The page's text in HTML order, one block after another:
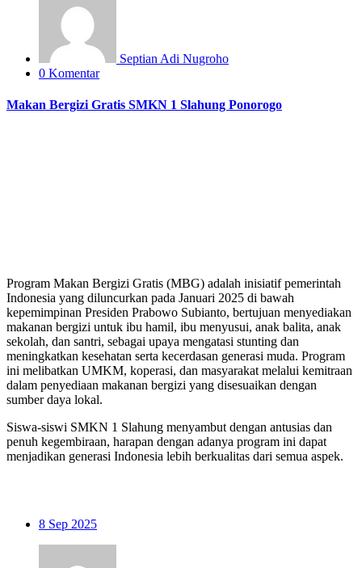
Septian Adi Nugroho
0 Komentar
Makan Bergizi Gratis SMKN 1 Slahung Ponorogo
Program Makan Bergizi Gratis (MBG) adalah inisiatif pemerintah
Indonesia yang diluncurkan pada Januari 2025 di bawah
kepemimpinan Presiden Prabowo Subianto, bertujuan menyediakan
makanan bergizi untuk ibu hamil, ibu menyusui, anak balita, anak
sekolah, dan santri, sebagai upaya mengatasi stunting dan
meningkatkan kesehatan serta kecerdasan generasi muda. Program
ini melibatkan UMKM, koperasi, dan masyarakat melalui kemitraan
dalam penyediaan makanan bergizi yang disesuaikan dengan
sumber daya lokal.
Siswa-siswi SMKN 1 Slahung menyambut dengan antusias dan
penuh kegembiraan, harapan dengan adanya program ini dapat
menjadikan generasi Indonesia lebih berkualitas dari semua aspek.
8 Sep 2025